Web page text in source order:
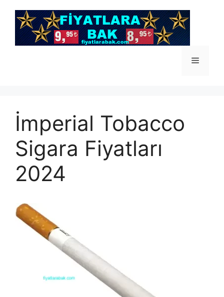
Menü
İmperial Tobacco
Sigara Fiyatları
2024